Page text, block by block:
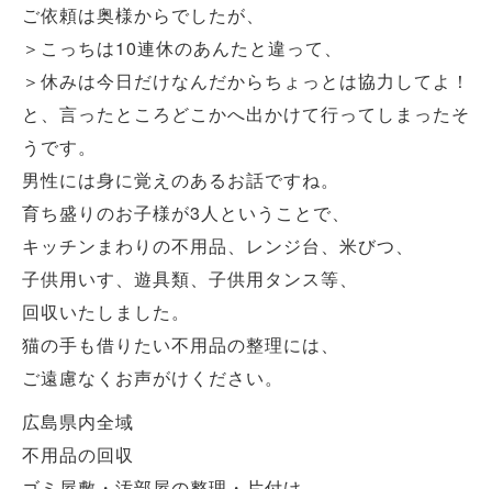
ご依頼は奥様からでしたが、
＞こっちは10連休のあんたと違って、
＞休みは今日だけなんだからちょっとは協力してよ！
と、言ったところどこかへ出かけて行ってしまったそ
うです。
男性には身に覚えのあるお話ですね。
育ち盛りのお子様が3人ということで、
キッチンまわりの不用品、レンジ台、米びつ、
子供用いす、遊具類、子供用タンス等、
回収いたしました。
猫の手も借りたい不用品の整理には、
ご遠慮なくお声がけください。
広島県内全域
不用品の回収